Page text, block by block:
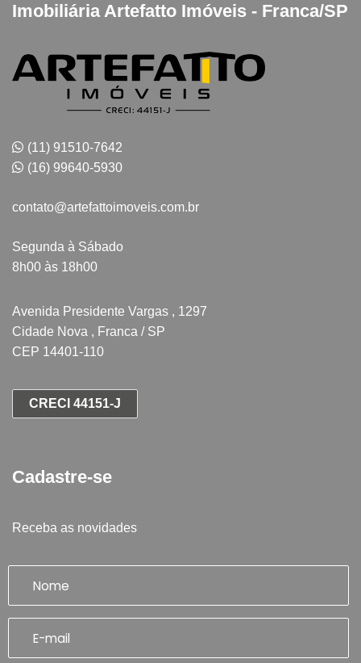
Imobiliária Artefatto Imóveis - Franca/SP
(11) 91510-7642
(16) 99640-5930
contato@artefattoimoveis.com.br
Segunda à Sábado
8h00 às 18h00
Avenida Presidente Vargas , 1297
Cidade Nova , Franca / SP
CEP 14401-110
CRECI 44151-J
Cadastre-se
Receba as novidades